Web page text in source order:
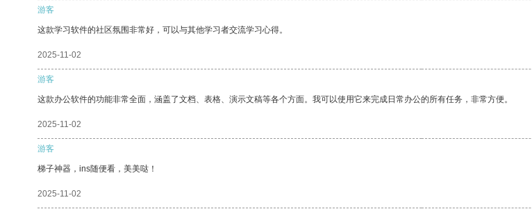
游客
这款学习软件的社区氛围非常好，可以与其他学习者交流学习心得。
2025-11-02
游客
这款办公软件的功能非常全面，涵盖了文档、表格、演示文稿等各个方面。我可以使用它来完成日常办公的所有任务，非常方便。
2025-11-02
游客
梯子神器，ins随便看，美美哒！
2025-11-02